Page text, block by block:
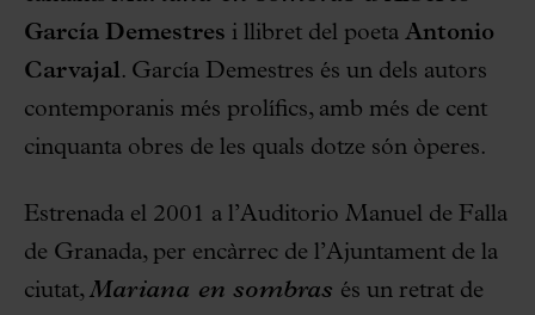
García Demestres i llibret del poeta Antonio
Carvajal. García Demestres és un dels autors
contemporanis més prolífics, amb més de cent
cinquanta obres de les quals dotze són òperes.
Estrenada el 2001 a l’Auditorio Manuel de Falla
de Granada, per encàrrec de l’Ajuntament de la
ciutat, Mariana en sombras és un retrat de